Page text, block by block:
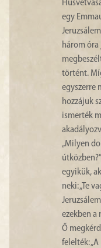
egy
három óra
történt.
egyszerre
hozzájuk
ismerték
„Milyen
egyikük,
neki: „Te
ezekben a
Ő
felelték: